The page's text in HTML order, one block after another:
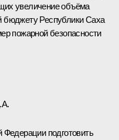
увеличение объёма
бюджету Республики Саха
пожарной безопасности
Федерации подготовить